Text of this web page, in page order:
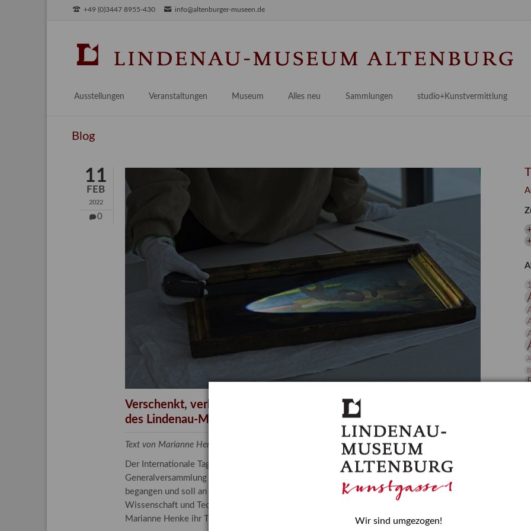
+49 (0)3447 8955-430 info@altenburger-museen.de
Ausstellungen
Aktuell
Veranstaltungen Museum
Praktikum / Praxisprojekt
Bestandskataloge & Editionen
Gesamtverzeichnis
Kalender
Alles neu
Provenienzforschung
Kulturelle Vermittlung
Länderübergreifende kulturtouristische Ziele
Sammlungen
Malerei 17.–19. Jh.
Deutsche Malerei 20./21. Jh.
Grafische Sammlung
Kunstbibliothek
Restaurierung
Forschung
studio+Kunstvermittlung
Angebote für Erwachsene
Angebote für Kitas
Blog
11
FEB
2022
0
Verschenkt, verkauft, vergessen? – Kunstdetektivinnen im Dienste
des Lindenau-Museums
Text von Marianne Henke, Provenienzforscherin am Lindenau-Museum Altenburg
Der Internationale Tag der Frauen und Mädchen in der Wissenschaft wurde 2015 in der
Generalversammlung der Vereinten Nationen beschlossen. Er wird jährlich am 11. Februar
begangen und soll an die entscheidende Rolle erinnern, die Mädchen und Frauen in
Wissenschaft und Technologie spielen. In ihrem Blogbeitrag stellt Provenienzforscherin
Marianne Henke ihr Tätigkeitsfeld vor.
Wir sind umgezogen!